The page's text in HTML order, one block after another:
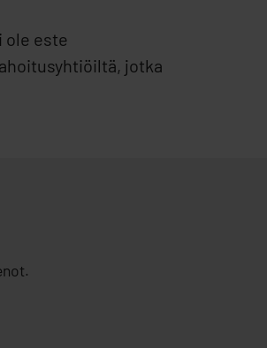
ole este
jotka